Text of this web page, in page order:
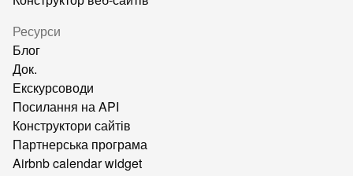
Ресурси
Блог
Док.
Екскурсоводи
Посилання на API
Конструктори сайтів
Партнерська програма
Airbnb calendar widget